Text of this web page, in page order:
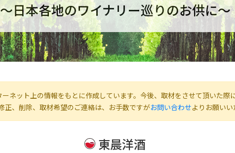
～日本各地のワイナリー巡りのお供に～
ネット上の情報をもとに作成しています。今後、取材をさせて頂いた際
正、削除、取材希望のご連絡は、お手数ですがお問い合わせよりお願いい
東晨洋酒